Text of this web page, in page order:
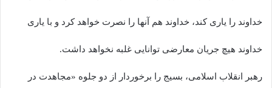
خداوند را یاری کند، خداوند هم آنها را نصرت خواهد کرد و با یاری
خداوند هیچ جریان معارضی توانایی غلبه نخواهد داشت.
رهبر انقلاب اسلامی، بسیج را برخوردار از دو جلوه «مجاهدت در